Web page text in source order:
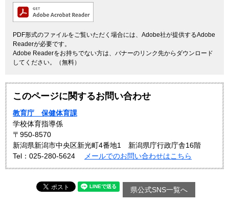
PDF形式のファイルをご覧いただく場合には、Adobe社が提供するAdobe
Readerが必要です。
Adobe Readerをお持ちでない方は、バナーのリンク先からダウンロード
してください。（無料）
このページに関するお問い合わせ
教育庁 保健体育課
学校体育指導係
〒950-8570
新潟県新潟市中央区新光町4番地1 新潟県庁行政庁舎16階
Tel：025-280-5624
メールでのお問い合わせはこちら
県公式SNS一覧へ